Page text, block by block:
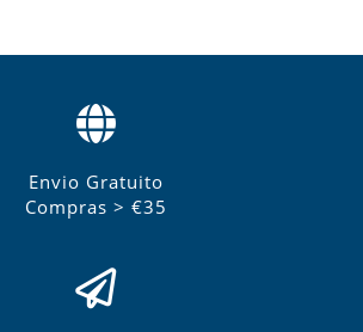
Envio Gratuito
Compras > €35